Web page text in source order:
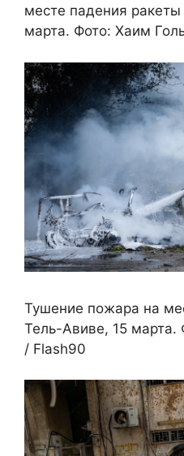
месте падения
марта. Фото: Хаим
Тушение пожара на
Тель-Авиве, 15 марта.
/ Flash90